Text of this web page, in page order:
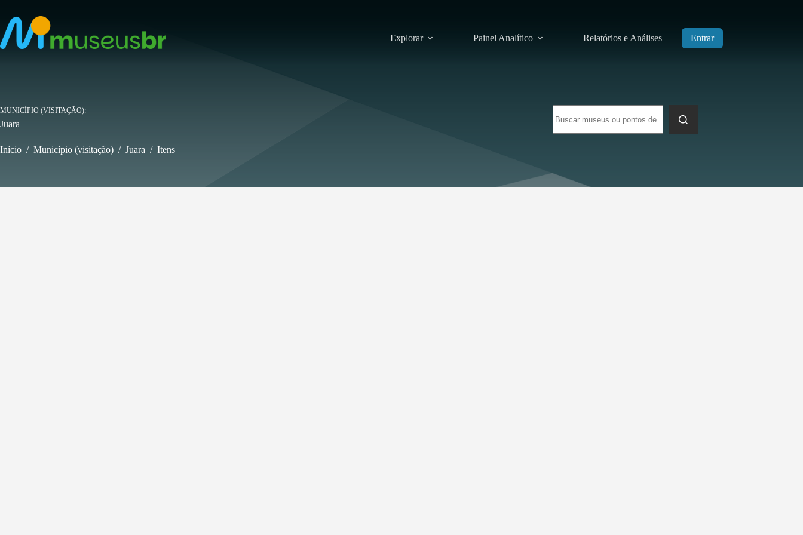
para
conteúdo
Explorar Painel Analítico Relatórios e Análises Entrar
resultados
MUNICÍPIO (VISITAÇÃO)
Juara
Início / Município (visitação) / Juara / Itens